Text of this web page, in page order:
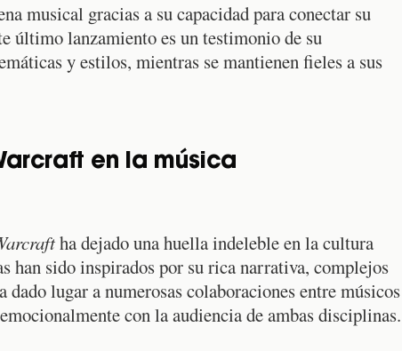
musical gracias a su capacidad para conectar su
último lanzamiento es un testimonio de su
y estilos, mientras se mantienen fieles a sus
en la música
ha dejado una huella indeleble en la cultura
han sido inspirados por su rica narrativa, complejos
dado lugar a numerosas colaboraciones entre músicos
con la audiencia de ambas disciplinas.